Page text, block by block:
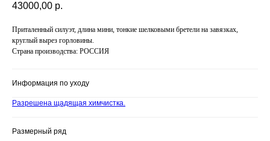
43000,00 р.
Приталенный силуэт, длина мини, тонкие шелковыми бретели на завязках,
круглый вырез горловины.
Страна производства: РОССИЯ
Информация по уходу
Разрешена щадящая химчистка.
Размерный ряд